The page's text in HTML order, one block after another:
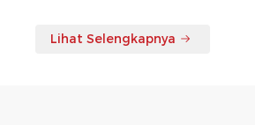
Lihat Selengkapnya